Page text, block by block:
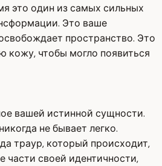
это один из самых сильных
Это ваше
пространство. Это
кожу, чтобы могло появиться
вашей истинной сущности.
не бывает легко.
траур, который происходит,
части своей идентичности,